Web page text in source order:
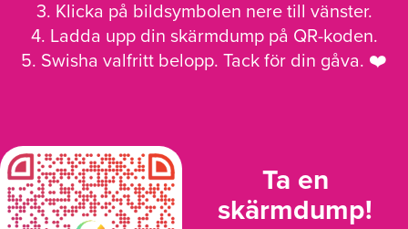
3. Klicka på bildsymbolen nere till vänster.
4. Ladda upp din skärmdump på QR-koden.
5. Swisha valfritt belopp. Tack för din gåva. ❤️
Ta en
skärmdump!